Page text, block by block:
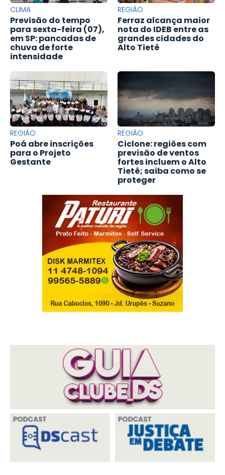
CLIMA
Previsão do tempo
para sexta-feira (07),
em SP: pancadas de
chuva de forte
intensidade
REGIÃO
Ferraz alcança maior
nota do IDEB entre as
grandes cidades do
Alto Tietê
REGIÃO
Poá abre inscrições
para o Projeto
Gestante
REGIÃO
Ciclone: regiões com
previsão de ventos
fortes incluem o Alto
Tietê; saiba como se
proteger